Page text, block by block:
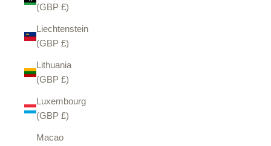
(GBP £)
Liechtenstein
(GBP £)
Lithuania
(GBP £)
Luxembourg
(GBP £)
Macao